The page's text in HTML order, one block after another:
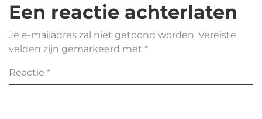
Een reactie achterlaten
Je e-mailadres zal niet getoond worden. Vereiste
velden zijn gemarkeerd met *
Reactie *